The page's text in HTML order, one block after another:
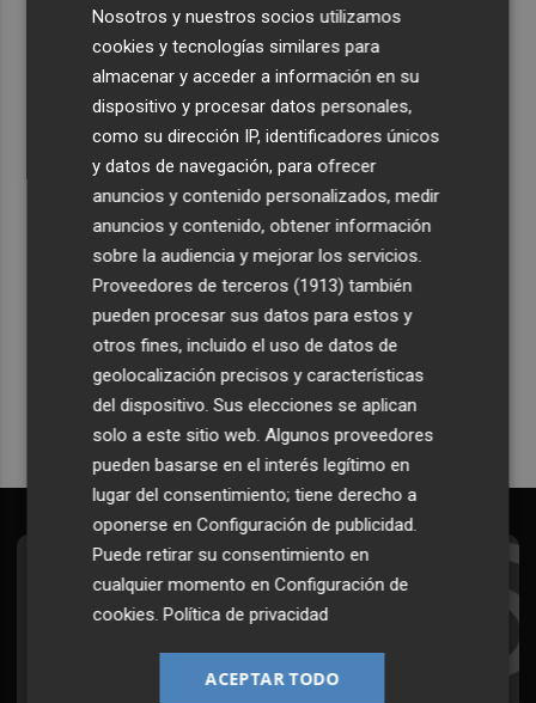
de 15 años
Simó destaca el impulso del Gobierno al alquiler
asequible en Castelló frente "a los pisos de 200.000
euros de Carrasco"
Recibe toda la actualidad de
Plaza Podcast en tu correo
Quiero suscribirme
Suscríbete al Boletín
Todos los días a primera hora en tu email
¡Quiero suscribirme!
Nosotros y nuestros socios utilizamos
cookies y tecnologías similares para
almacenar y acceder a información en su
dispositivo y procesar datos personales,
como su dirección IP, identificadores únicos
y datos de navegación, para ofrecer
anuncios y contenido personalizados, medir
anuncios y contenido, obtener información
sobre la audiencia y mejorar los servicios.
Proveedores de terceros (1913) también
pueden procesar sus datos para estos y
otros fines, incluido el uso de datos de
geolocalización precisos y características
del dispositivo. Sus elecciones se aplican
solo a este sitio web. Algunos proveedores
pueden basarse en el interés legítimo en
lugar del consentimiento; tiene derecho a
oponerse enConfiguración de publicidad.
Puede retirar su consentimiento en
cualquier momento enConfiguración de
cookies.Política de privacidad
ACEPTAR TODO